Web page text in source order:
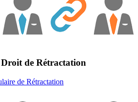
Droit de Rétractation
de Rétractation